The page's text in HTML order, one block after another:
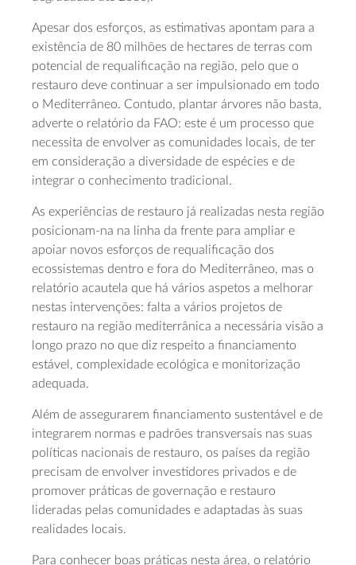
Apesar dos esforços, as estimativas apontam para a
existência de 80 milhões de hectares de terras com
potencial de requalificação na região, pelo que o
restauro deve continuar a ser impulsionado em todo
o Mediterrâneo. Contudo, plantar árvores não basta,
adverte o relatório da FAO: este é um processo que
necessita de envolver as comunidades locais, de ter
em consideração a diversidade de espécies e de
integrar o conhecimento tradicional.
As experiências de restauro já realizadas nesta região
posicionam-na na linha da frente para ampliar e
apoiar novos esforços de requalificação dos
ecossistemas dentro e fora do Mediterrâneo, mas o
relatório acautela que há vários aspetos a melhorar
nestas intervenções: falta a vários projetos de
restauro na região mediterrânica a necessária visão a
longo prazo no que diz respeito a financiamento
estável, complexidade ecológica e monitorização
adequada.
Além de assegurarem financiamento sustentável e de
integrarem normas e padrões transversais nas suas
políticas nacionais de restauro, os países da região
precisam de envolver investidores privados e de
promover práticas de governação e restauro
lideradas pelas comunidades e adaptadas às suas
realidades locais.
Para conhecer boas práticas nesta área, o relatório